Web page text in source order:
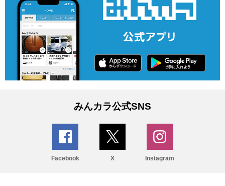
みんカラ公式SNS
Facebook X Instagram